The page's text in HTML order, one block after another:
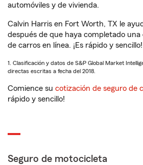
automóviles y de vivienda.
Calvin Harris en Fort Worth, TX le
después de que haya completado
de carros en línea. ¡Es rápido y sencillo!
1. Clasificación y datos de S&P Global Market
directas escritas a fecha del 2018.
Comience su cotización de seguro de
rápido y sencillo!
Seguro de motocicleta